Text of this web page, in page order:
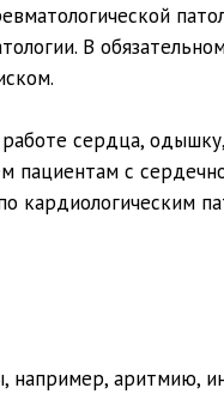
В
сердца,
пациентам с
кардиологическим
например, аритмию,